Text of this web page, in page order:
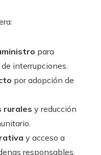
para
interrupciones.
por adopción de
rurales y reducción
y acceso a
responsables.